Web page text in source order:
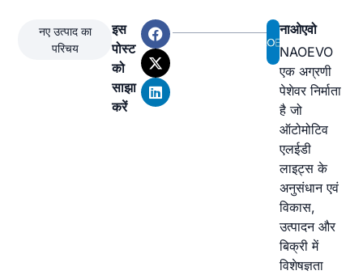
नए उत्पाद का
परिचय
इस
पोस्ट
को
साझा
करें
नाओएवो
NAOEVO
एक अग्रणी
पेशेवर निर्माता
है जो
ऑटोमोटिव
एलईडी
लाइट्स के
अनुसंधान एवं
विकास,
उत्पादन और
बिक्री में
विशेषज्ञता